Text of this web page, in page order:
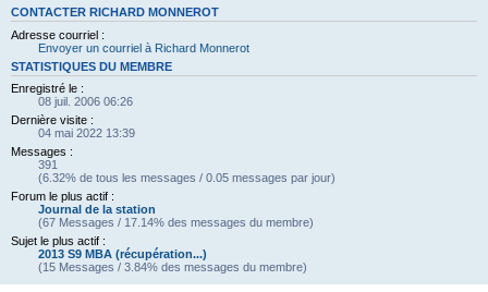
CONTACTER RICHARD MONNEROT
Adresse courriel :
Envoyer un courriel à Richard Monnerot
STATISTIQUES DU MEMBRE
Enregistré le :
08 juil. 2006 06:26
Dernière visite :
04 mai 2022 13:39
Messages :
391
(6.32% de tous les messages / 0.05 messages par jour)
Forum le plus actif :
Journal de la station
(67 Messages / 17.14% des messages du membre)
Sujet le plus actif :
2013 S9 MBA (récupération...)
(15 Messages / 3.84% des messages du membre)